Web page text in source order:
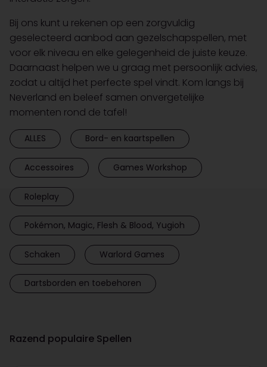
Bij ons kunt u rekenen op een zorgvuldig
geselecteerd aanbod aan gezelschapspellen, met
voor elk niveau en elke gelegenheid de juiste keuze.
Daarnaast helpen we u graag met persoonlijk advies,
zodat u altijd het perfecte spel vindt. Kom langs bij
Neverland en beleef samen onvergetelijke
momenten rond de tafel!
ALLES Bord- en kaartspellen
Accessoires Games Workshop
Roleplay
Pokémon, Magic, Flesh & Blood, Yugioh
Schaken Warlord Games
Dartsborden en toebehoren
Razend populaire Spellen